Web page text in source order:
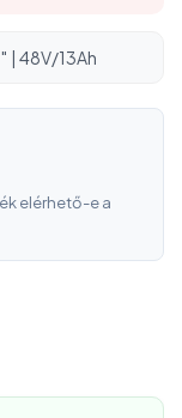
| 48V/13Ah
elérhető-e a